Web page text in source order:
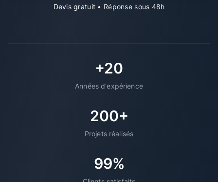
Devis gratuit • Réponse sous 48h
+20
Années d'expérience
200+
Projets réalisés
99%